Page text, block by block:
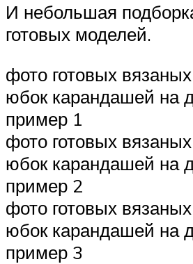
И небольшая
готовых моделей.
фото готовых
юбок карандашей на
пример 1
фото готовых
юбок карандашей на
пример 2
фото готовых
юбок карандашей на
пример 3